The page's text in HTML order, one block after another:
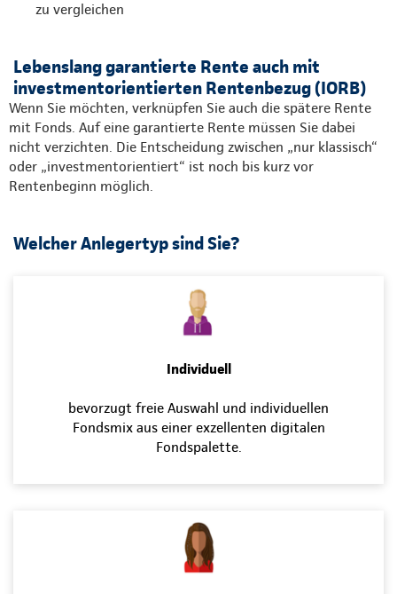
zu vergleichen
Lebenslang garantierte Rente auch mit
investmentorientierten Rentenbezug (IORB)
Wenn Sie möchten, verknüpfen Sie auch die spätere Rente
mit Fonds. Auf eine garantierte Rente müssen Sie dabei
nicht verzichten. Die Entscheidung zwischen „nur klassisch“
oder „investmentorientiert“ ist noch bis kurz vor
Rentenbeginn möglich.
Welcher Anlegertyp sind Sie?
Individuell
bevorzugt freie Auswahl und individuellen
Fondsmix aus einer exzellenten digitalen
Fondspalette.